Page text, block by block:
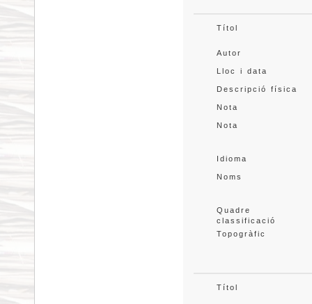
Títol
Autor
Lloc i data
Descripció física
Nota
Nota
Idioma
Noms
Quadre
classificació
Topogràfic
Títol